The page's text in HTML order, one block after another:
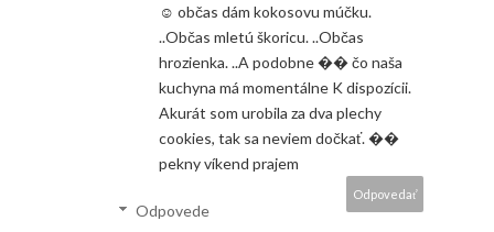
☺ občas dám kokosovu múčku.
..Občas mletú škoricu. ..Občas
hrozienka. ..A podobne �� čo naša
kuchyna má momentálne K dispozícii.
Akurát som urobila za dva plechy
cookies, tak sa neviem dočkať. ��
pekny víkend prajem
Odpovedať
Odpovede